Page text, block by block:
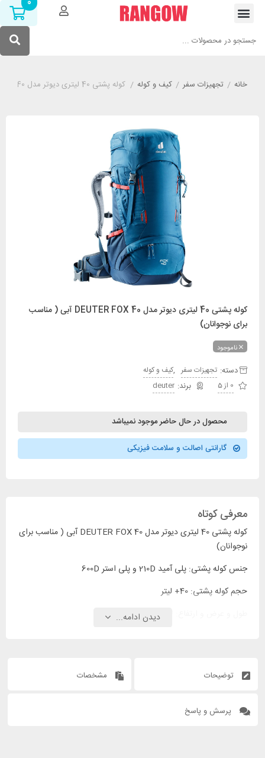
خانه/ تجهیزات سفر/ کیف و کوله/ کوله پشتی 40 لیتری دیوتر مدل DEUTER FOX 40 آبی ( مناسب برای نوجوانان)
کوله پشتی 40 لیتری دیوتر مدل DEUTER FOX 40 آبی ( مناسب
برای نوجوانان)
ناموجود
دسته: تجهیزات سفر , کیف و کوله
0 از 5
deuter
محصول در حال حاضر موجود نمیباشد
گارانتی اصالت و سلامت فیزیکی
معرفی کوتاه
کوله پشتی 40 لیتری دیوتر مدل DEUTER FOX 40 آبی ( مناسب برای
نوجوانان)
جنس کوله پشتی: پلی آمید 210D و پلی استر 600D
حجم کوله پشتی: 40+ لیتر
دیدن ادامه...
توضیحات مشخصات
پرسش و پاسخ